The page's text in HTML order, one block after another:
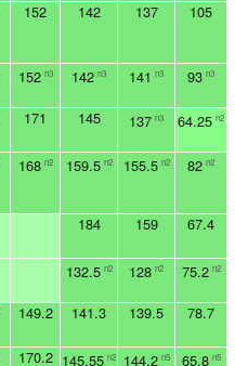
152 142 137 105
152 n3 142 n3 141 n3 93 n3
171 145 137 n3 64.25 n2
168 n2 159.5 n2 155.5 n2 82 n2
184 159 67.4
132.5 n2 128 n2 75.2 n2
149.2 141.3 139.5 78.7
170.2 145.55 n2 144.2 n5 65.8 n5